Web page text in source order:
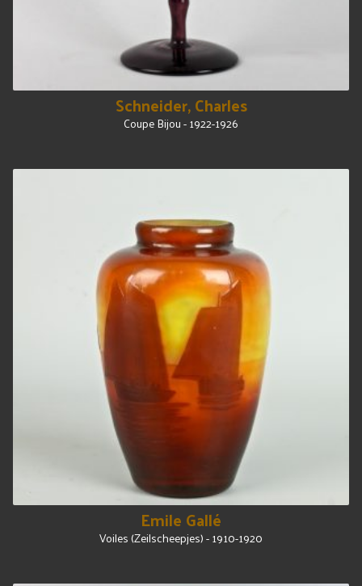
Schneider, Charles
Coupe Bijou - 1922-1926
Emile Gallé
Voiles (Zeilscheepjes) - 1910-1920